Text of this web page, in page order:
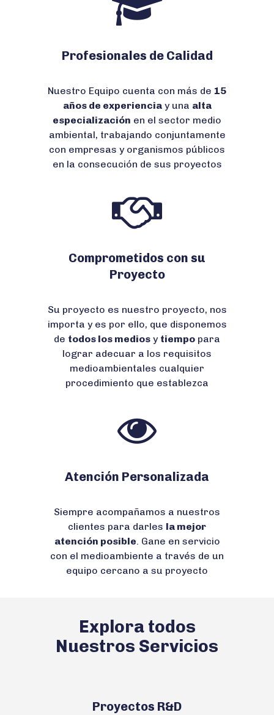
Profesionales de Calidad
Nuestro Equipo cuenta con más de 15
años de experienciay una alta
especialización en el sector medio
ambiental, trabajando conjuntamente
con empresas y organismos públicos
en la consecución de sus proyectos
Comprometidos con su
Proyecto
Su proyecto es nuestro proyecto, nos
importa y es por ello, que disponemos
de todos los medios y tiempo para
lograr adecuar a los requisitos
medioambientales cualquier
procedimiento que establezca
Atención Personalizada
Siempre acompañamos a nuestros
clientes para darles la mejor
atención posible. Gane en servicio
con el medioambiente a través de un
equipo cercano a su proyecto
Explora todos
Nuestros Servicios
Proyectos R&D